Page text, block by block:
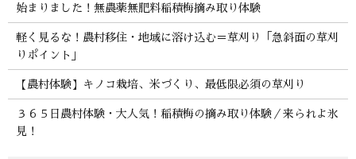
始まりました！無農薬無肥料稲積梅摘み取り体験
軽く見るな！農村移住・地域に溶け込む＝草刈り「急斜面の草刈
りポイント」
【農村体験】キノコ栽培、米づくり、最低限必須の草刈り
３６５日農村体験・大人気！稲積梅の摘み取り体験／来られよ氷
見！